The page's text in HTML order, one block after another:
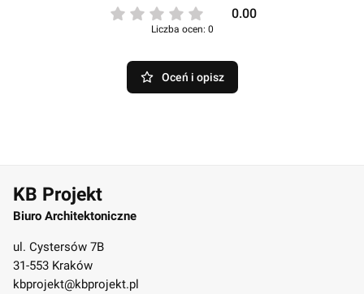
0.00
Liczba ocen: 0
Oceń i opisz
KB Projekt
Biuro Architektoniczne
ul. Cystersów 7B
31-553 Kraków
kbprojekt@kbprojekt.pl